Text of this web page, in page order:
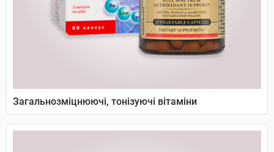
Загальнозміцнюючі, тонізуючі вітаміни